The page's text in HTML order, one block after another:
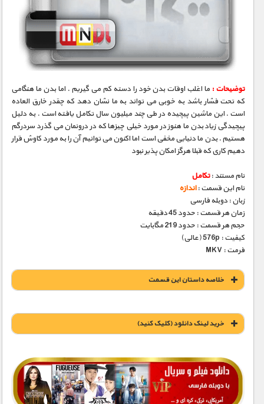
مسابقات / ورزشی
مستند های اختصاصی
توضیحات : ما اغلب اوقات بدن خود را دسته کم می گیریم . اما بدن ما هنگامی
که تحت فشار باشد به خوبی می تواند به ما نشان دهد که چقدر خارق العاده
است . این ماشین پیچیده در طی چند میلیون سال تکامل یافته است . به دلیل
پیچیدگی زیاد بدن ما هنوز در مورد خیلی چیزها که در درونمان می گذرد سردرگم
هستیم . بدن ما دنیایی مخفی است اما اکنون می توانیم آن را به مورد کاوش قرار
دهیم کاری که قبلا هرگز امکان پذیر نبود
نام مستند :تکامل
نام این قسمت :اندازه
زبان : دوبله فارسی
زمان هر قسمت : حدود 45 دقیقه
حجم هر قسمت : حدود 219 مگابایت
کیفیت : 576p (عالی)
فرمت : MKV
خلاصه داستان این قسمت
خريد لينک دانلود (کليک کنيد)
1900 تومان – خريد لينک دانلود (افزودن به سبد خريد)